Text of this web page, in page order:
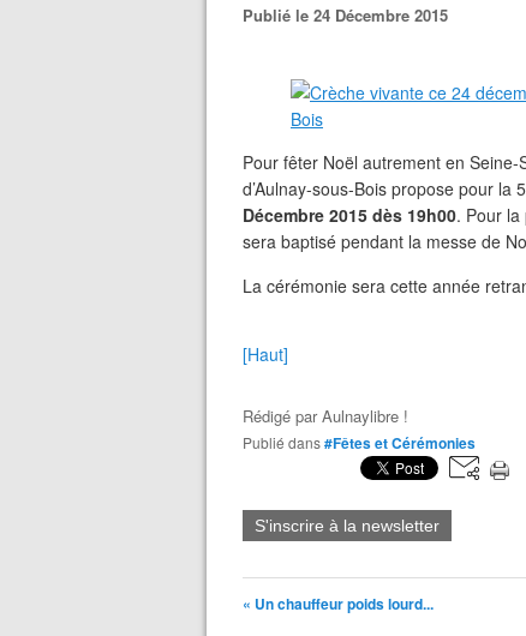
Publié le 24 Décembre 2015
Pour fêter Noël autrement en
d’Aulnay-sous-Bois propose pour
Décembre 2015 dès 19h00. Pour la
sera baptisé pendant la messe de
La cérémonie sera cette année
[Haut]
Rédigé parAulnaylibre !
Publié dans#Fêtes et Cérémonies
S'inscrire à la newsletter
« Un chauffeur poids lourd...